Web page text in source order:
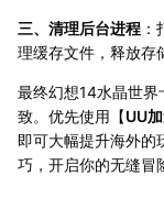
三、清理后台进程
理缓存文件，释放存
最终幻想14水晶世界
致。优先使用【UU
即可大幅提升海外的
巧，开启你的无缝冒